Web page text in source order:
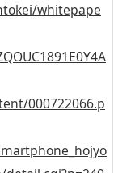
whitepape
000722066.p